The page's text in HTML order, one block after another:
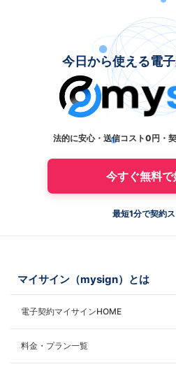
今日から使える電
法的に安心・送信コスト0円・
今すぐ無料で
最短1分で契約
マイサイン（mysign）とは
電子契約マイサインHOME
料金・プラン一覧